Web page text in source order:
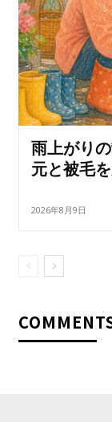
雨上がり
元と被毛
2026年8月9日